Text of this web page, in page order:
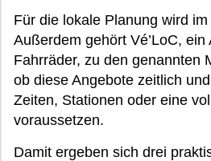
Für die lokale Planung wird
Außerdem gehört Vé’LoC,
Fahrräder, zu den genannten
ob diese Angebote zeitlich
Zeiten, Stationen oder eine
voraussetzen.
Damit ergeben sich drei